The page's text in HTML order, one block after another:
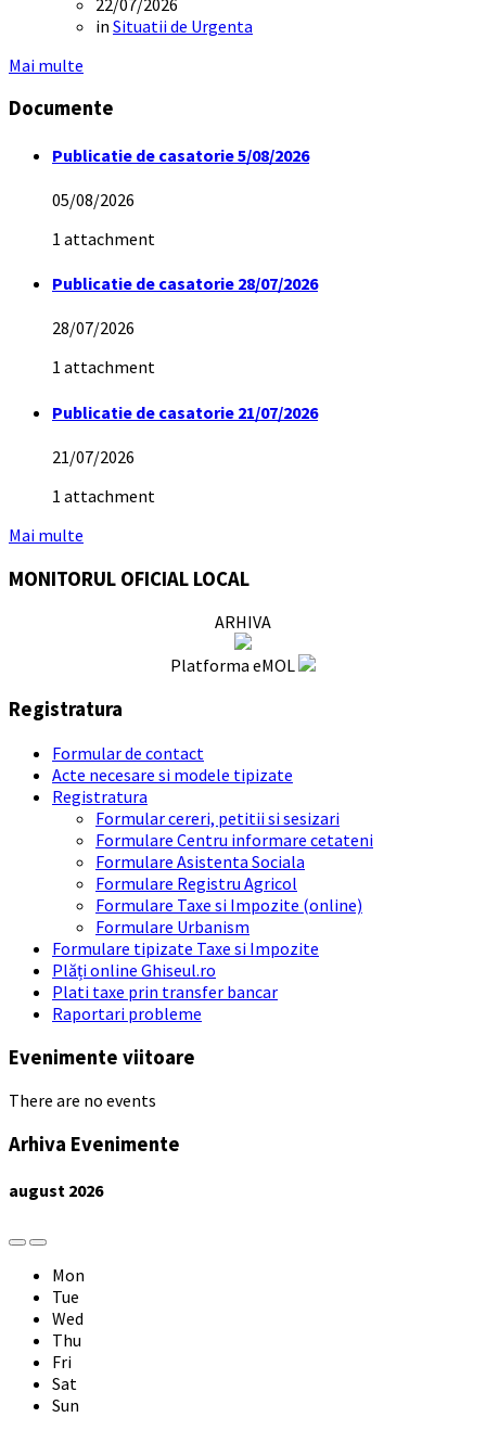
in Situatii de Urgenta
Mai multe
Documente
Publicatie de casatorie 5/08/2026
05/08/2026
1 attachment
Publicatie de casatorie 28/07/2026
28/07/2026
1 attachment
Publicatie de casatorie 21/07/2026
21/07/2026
1 attachment
Mai multe
MONITORUL OFICIAL LOCAL
ARHIVA
Platforma eMOL
Registratura
Formular de contact
Acte necesare si modele tipizate
Registratura
Formular cereri, petitii si sesizari
Formulare Centru informare cetateni
Formulare Asistenta Sociala
Formulare Registru Agricol
Formulare Taxe si Impozite (online)
Formulare Urbanism
Formulare tipizate Taxe si Impozite
Plăți online Ghiseul.ro
Plati taxe prin transfer bancar
Raportari probleme
Evenimente viitoare
There are no events
Arhiva Evenimente
august 2026
Previous
Month
Next
Month
Mon
Tue
Wed
Thu
Fri
Sat
Sun